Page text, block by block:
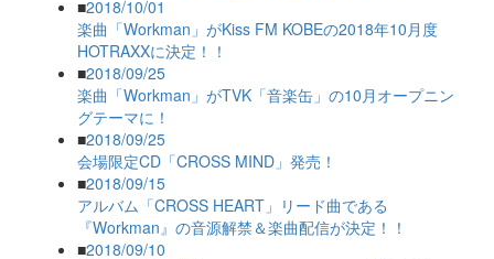
■2018/10/01
楽曲「Workman」がKiss FM KOBEの2018年10月度
HOTRAXXに決定！！
■2018/09/25
楽曲「Workman」がTVK「音楽缶」の10月オープニン
グテーマに！
■2018/09/25
会場限定CD「CROSS MIND」発売！
■2018/09/15
アルバム「CROSS HEART」リード曲である
『Workman』の音源解禁＆楽曲配信が決定！！
■2018/09/10